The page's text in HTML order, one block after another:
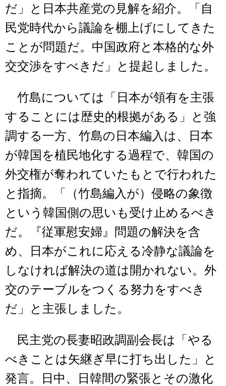
だ」と日本共産党の見解を紹介。「自
民党時代から議論を棚上げにしてきた
ことが問題だ。中国政府と本格的な外
交交渉をすべきだ」と提起しました。
竹島については「日本が領有を主張
することには歴史的根拠がある」と強
調する一方、竹島の日本編入は、日本
が韓国を植民地化する過程で、韓国の
外交権が奪われていたもとで行われた
と指摘。「（竹島編入が）侵略の象徴
という韓国側の思いも受け止めるべき
だ。『従軍慰安婦』問題の解決を含
め、日本がこれに応える冷静な議論を
しなければ解決の道は開かれない。外
交のテーブルをつくる努力をすべき
だ」と主張しました。
民主党の長妻昭政調副会長は「やる
べきことは矢継ぎ早に打ち出した」と
発言。日中、日韓間の緊張とその激化